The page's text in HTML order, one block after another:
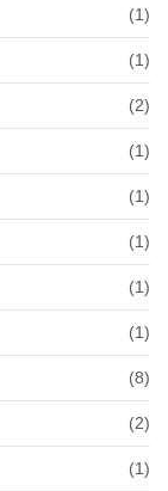
(1)
(1)
(2)
(1)
(1)
(1)
(1)
(1)
(8)
(2)
(1)